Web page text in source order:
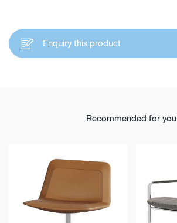
Enquiry this product
Recommended for you